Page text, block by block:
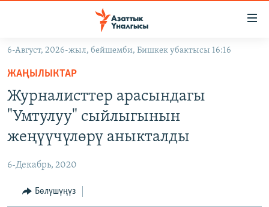
Навигацияга
өтүңүз
Издөөгө
салыңызКЫРГЫЗСТАН
МАДАНИЯТ
ДҮЙНӨ
УКРАИНА
ТВ ПРОГРАММАЛАР
БҮГҮН АЗАТТЫКТА
ПОДКАСТ
6-Август, 2026-жыл, бейшемби, Бишкек убактысы 16:16
ЖАҢЫЛЫКТАР
Журналисттер арасындагы
"Умтулуу" сыйлыгынын
жеңүүчүлөрү аныкталды
6-Декабрь, 2020
Бөлүшүңүз